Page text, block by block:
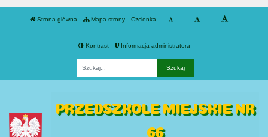
Strona główna Mapa strony Czcionka
Kontrast Informacja administratora
PRZEDSZKOLE MIEJSKIE NR
66